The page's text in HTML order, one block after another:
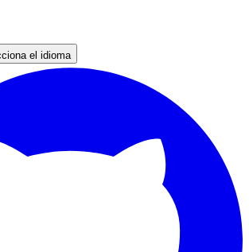
el idioma